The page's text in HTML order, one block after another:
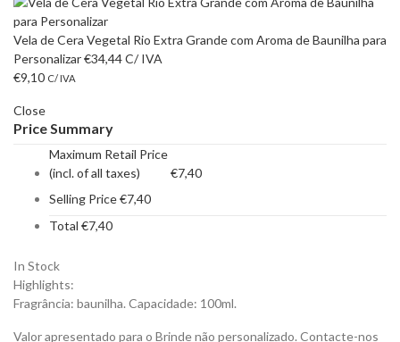
Vela de Cera Vegetal Rio Extra Grande com Aroma de Baunilha para
Personalizar€34,44C/ IVA
€9,10 C/ IVA
Close
Price Summary
Maximum Retail Price
(incl. of all taxes)
€7,40
Selling Price€7,40
Total €7,40
In Stock
Highlights:
Fragrância: baunilha. Capacidade: 100ml.
Valor apresentado para o Brinde não personalizado. Contacte-nos